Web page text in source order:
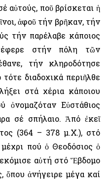
αὐτούς, ποῦ βρίσκεται ἡ
ἀφοῦ τήν βρῆκαν, τήν
τήν παρέλαβε κάποιος
στήν πόλη τῶν
τήν κληροδότησε
διαδοχικά περιῆλθε
στά χέρια κάποιου
ὀνομαζόταν Εὐστάθιος
σέ σπήλαιο. Ἀπό ἐκεῖ
(364 – 378 μ.Χ.), στό
πού ὁ Θεοδόσιος ὁ
αὐτή στό Ἕβδομο
ὅπου ἀνήγειρε μέγα καί